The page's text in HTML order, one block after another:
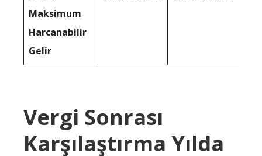
Maksimum
Harcanabilir
Gelir
Vergi Sonrası
Karşılaştırma Yılda